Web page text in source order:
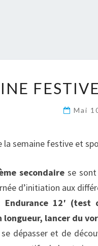
Mai
la semaine festive et
secondaire se
d’initiation aux
Endurance 12′ (test
longueur, lancer du
se dépasser et de